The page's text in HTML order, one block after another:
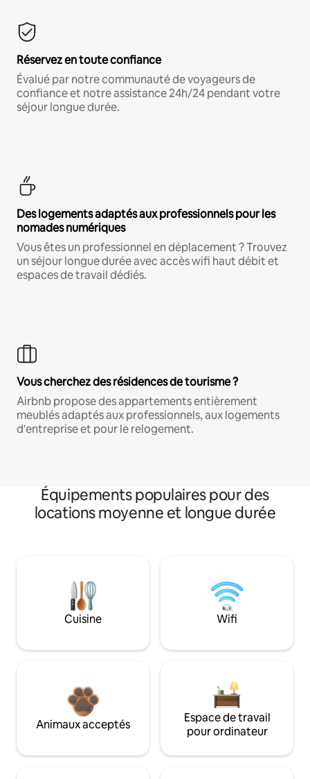
Réservez en toute confiance
Évalué par notre communauté de voyageurs de
confiance et notre assistance 24h/24 pendant votre
séjour longue durée.
Des logements adaptés aux professionnels pour les
nomades numériques
Vous êtes un professionnel en déplacement ? Trouvez
un séjour longue durée avec accès wifi haut débit et
espaces de travail dédiés.
Vous cherchez des résidences de tourisme ?
Airbnb propose des appartements entièrement
meublés adaptés aux professionnels, aux logements
d'entreprise et pour le relogement.
Équipements populaires pour des
locations moyenne et longue durée
Cuisine Wifi
Animaux acceptés
Espace de travail
pour ordinateur